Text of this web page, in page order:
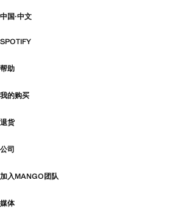
中国·中文
SPOTIFY
帮助
我的购买
退货
公司
加入MANGO团队
媒体